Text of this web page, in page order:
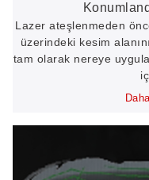
Lazer ateşlenmeden
üzerindeki kesim
tam olarak nereye